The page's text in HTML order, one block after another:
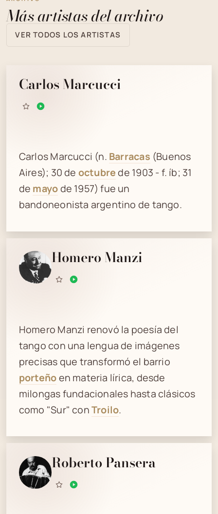
Más artistas del archivo
VER TODOS LOS ARTISTAS
Carlos Marcucci
Carlos Marcucci (n. Barracas (Buenos
Aires); 30 de octubrede 1903 - f. íb; 31
de mayode 1957) fue un
bandoneonista argentino de tango.
Homero Manzi
Homero Manzi renovó la poesía del
tango con una lengua de imágenes
precisas que transformó el barrio
porteñoen materia lírica, desde
milongas fundacionales hasta clásicos
como "Sur" conTroilo.
Roberto Pansera